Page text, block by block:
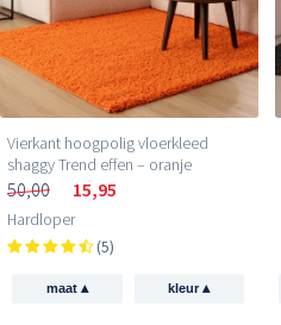
Vierkant hoogpolig vloerkleed
shaggy Trend effen – oranje
50,00 15,95
Hardloper
(5)
maat ▴ kleur▴